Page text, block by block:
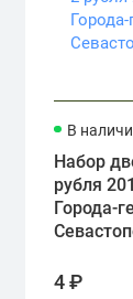
В
Набор
рубля
Города-
4 ₽